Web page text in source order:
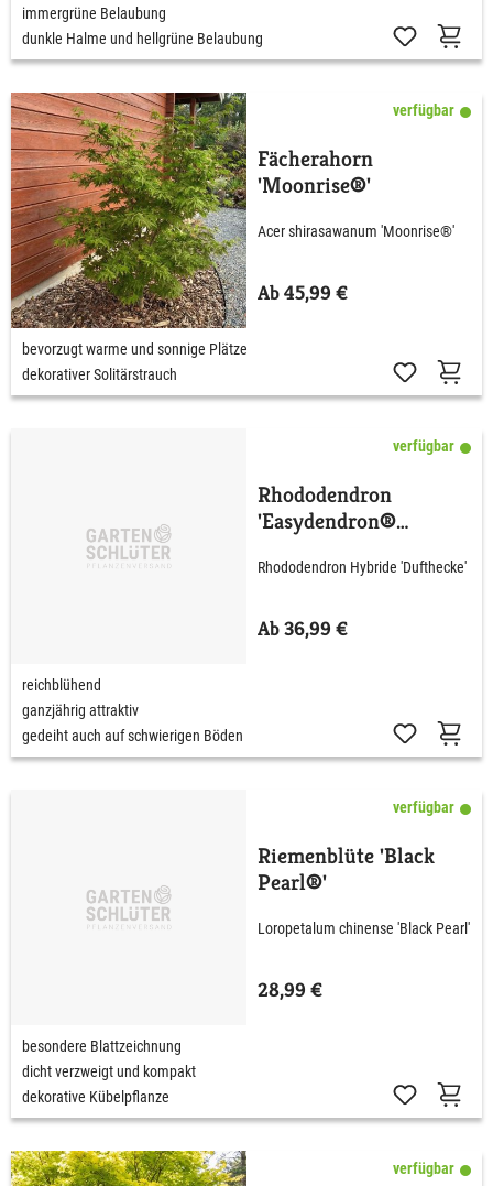
immergrüne Belaubung
dunkle Halme und hellgrüne Belaubung
verfügbar
Fächerahorn
'Moonrise®'
Acer shirasawanum 'Moonrise®'
Ab 45,99 €
bevorzugt warme und sonnige Plätze
dekorativer Solitärstrauch
verfügbar
Rhododendron
'Easydendron®
50 cm
Rhododendron Hybride 'Dufthecke'
Ab 36,99 €
reichblühend
ganzjährig attraktiv
gedeiht auch auf schwierigen Böden
verfügbar
Riemenblüte 'Black
Pearl®'
Loropetalum chinense 'Black Pearl'
28,99 €
besondere Blattzeichnung
dicht verzweigt und kompakt
dekorative Kübelpflanze
verfügbar